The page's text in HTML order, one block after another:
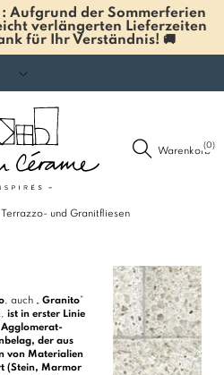
: Aufgrund der Sommerferien
verlängerten Lieferzeiten
für Ihr Verständnis! 🚚
Warenkorb
(0)
Terrazzo- und Granitfliesen
, auch „ Granito”
ist in erster Linie
Agglomerat-
der aus
von Materialien
(Stein, Marmor